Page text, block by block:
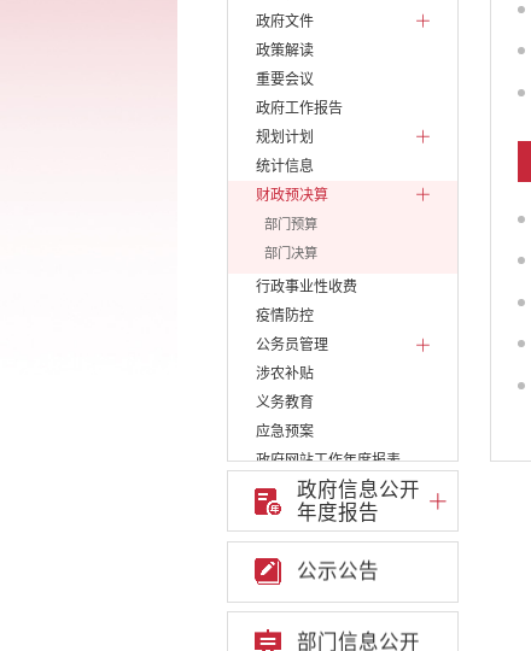
政府文件
政策解读
重要会议
政府工作报告
规划计划
统计信息
财政预决算
部门预算
部门决算
行政事业性收费
疫情防控
公务员管理
涉农补贴
义务教育
应急预案
政府网站工作年度报表
重大决策
重点领域信息公开
权责清单
行政许可
行政处罚和行政强制
建议提案办理答复
政府信息公开
年度报告
公示公告
部门信息公开